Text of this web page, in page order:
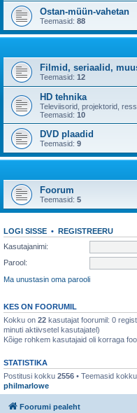
Ostan-müün-vahetan
Teemasid: 88
Filmid, seriaalid,
Teemasid: 12
HD tehnika
Televiisorid, projektorid,
Teemasid: 10
DVD plaadid
Teemasid: 9
Foorum
Teemasid: 5
LOGI SISSE • REGISTREERU
Kasutajanimi:
Parool:
Ma unustasin oma parooli
KES ON FOORUMIL
Kokku on 22 kasutajat foorumil: 0
minuti aktiivsetel kasutajatel)
Kõige rohkem kasutajaid oli korraga
STATISTIKA
Postitusi kokku 2556 • Teemasid kokku
philmarlowe
Foorumi pealeht